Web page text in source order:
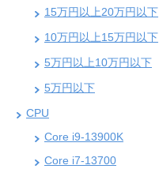
15万円以上20万円以下
10万円以上15万円以下
5万円以上10万円以下
5万円以下
CPU
Core i9-13900K
Core i7-13700